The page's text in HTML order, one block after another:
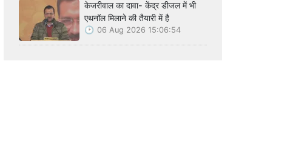
केजरीवाल का दावा- केंद्र डीजल में भी
एथनॉल मिलाने की तैयारी में है
06 Aug 2026 15:06:54